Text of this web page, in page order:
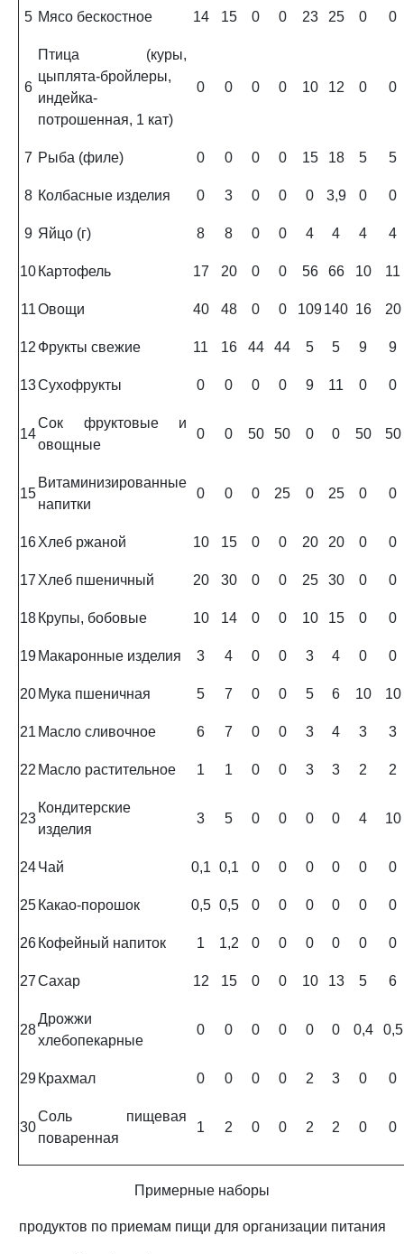
5 Мясо бескостное 14 15 0 0 23 25 0 0
6
Птица (куры,
цыплята-бройлеры,
индейка-
потрошенная, 1 кат)
0 0 0 0 10 12 0 0
7 Рыба (филе) 0 0 0 0 15 18 5 5
8 Колбасные изделия 0 3 0 0 0 3,9 0 0
9 Яйцо (г) 8 8 0 0 4 4 4 4
10 Картофель 17 20 0 0 56 66 10 11
11Овощи 40 48 0 0 109140 16 20
12 Фрукты свежие 11 16 44 44 5 5 9 9
13Сухофрукты 0 0 0 0 9 11 0 0
14
Сок фруктовые и
овощные
0 0 50 50 0 0 50 50
15
Витаминизированные
напитки
0 0 0 25 0 25 0 0
16Хлеб ржаной 10 15 0 0 20 20 0 0
17 Хлеб пшеничный 20 30 0 0 25 30 0 0
18 Крупы, бобовые 10 14 0 0 10 15 0 0
19 Макаронные изделия 3 4 0 0 3 4 0 0
20 Мука пшеничная 5 7 0 0 5 6 10 10
21 Масло сливочное 6 7 0 0 3 4 3 3
22 Масло растительное 1 1 0 0 3 3 2 2
23
Кондитерские
изделия
3 5 0 0 0 0 4 10
24Чай 0,1 0,1 0 0 0 0 0 0
25 Какао-порошок 0,5 0,5 0 0 0 0 0 0
26 Кофейный напиток 1 1,2 0 0 0 0 0 0
27Сахар 12 15 0 0 10 13 5 6
28
Дрожжи
хлебопекарные
0 0 0 0 0 0 0,4 0,5
29 Крахмал 0 0 0 0 2 3 0 0
30
Соль пищевая
поваренная
1 2 0 0 2 2 0 0
Примерные наборы
продуктов по приемам пищи для организации питания